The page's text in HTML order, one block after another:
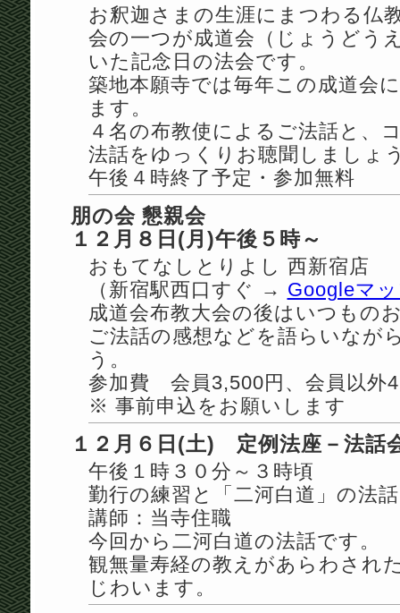
お釈迦さまの生涯にまつわる仏
会の一つが成道会（じょうどう
いた記念日の法会です。
築地本願寺では毎年この成道会
ます。
４名の布教使によるご法話と、
法話をゆっくりお聴聞しましょ
午後４時終了予定・参加無料
朋の会 懇親会
１２月８日(月)午後５時～
おもてなしとりよし 西新宿店
（新宿駅西口すぐ → Googleマ
成道会布教大会の後はいつもの
ご法話の感想などを語らいなが
う。
参加費 会員3,500円、会員以外
※ 事前申込をお願いします
１２月６日(土) 定例法座－法話
午後１時３０分～３時頃
勤行の練習と「二河白道」の法
講師：当寺住職
今回から二河白道の法話です。
観無量寿経の教えがあらわされ
じわいます。